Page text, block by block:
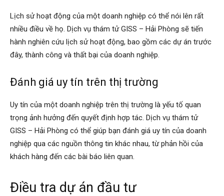
Lịch sử hoạt động của một doanh nghiệp có thể nói lên rất
nhiều điều về họ. Dịch vụ thám tử GISS – Hải Phòng sẽ tiến
hành nghiên cứu lịch sử hoạt động, bao gồm các dự án trước
đây, thành công và thất bại của doanh nghiệp.
Đánh giá uy tín trên thị trường
Uy tín của một doanh nghiệp trên thị trường là yếu tố quan
trọng ảnh hưởng đến quyết định hợp tác. Dịch vụ thám tử
GISS – Hải Phòng có thể giúp bạn đánh giá uy tín của doanh
nghiệp qua các nguồn thông tin khác nhau, từ phản hồi của
khách hàng đến các bài báo liên quan.
Điều tra dự án đầu tư